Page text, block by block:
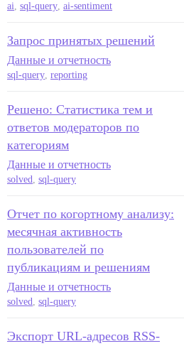
ai, sql-query, ai-sentiment
Запрос принятых решений
Данные и отчетность
sql-query, reporting
Решено: Статистика тем и
ответов модераторов по
категориям
Данные и отчетность
solved, sql-query
Отчет по когортному анализу:
месячная активность
пользователей по
публикациям и решениям
Данные и отчетность
solved, sql-query
Экспорт URL-адресов RSS-